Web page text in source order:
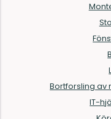
Bortforsling
IT-